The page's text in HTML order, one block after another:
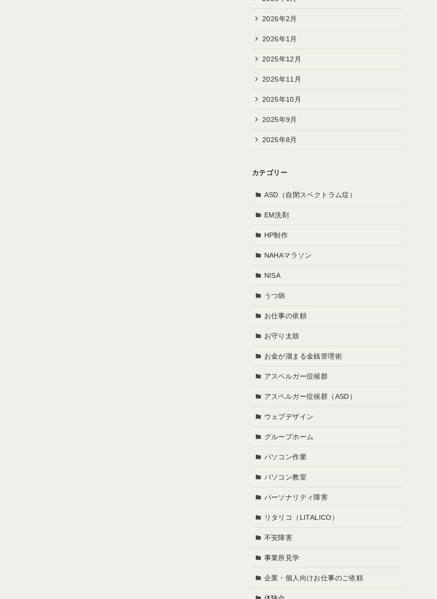
2026年2月
2026年1月
2025年12月
2025年11月
2025年10月
2025年9月
2025年8月
カテゴリー
ASD（自閉スペクトラム症）
EM洗剤
HP制作
NAHAマラソン
NISA
うつ病
お仕事の依頼
お守り太鼓
お金が溜まる金銭管理術
アスペルガー症候群
アスペルガー症候群（ASD）
ウェブデザイン
グループホーム
パソコン作業
パソコン教室
パーソナリティ障害
リタリコ（LITALICO）
不安障害
事業所見学
企業・個人向けお仕事のご依頼